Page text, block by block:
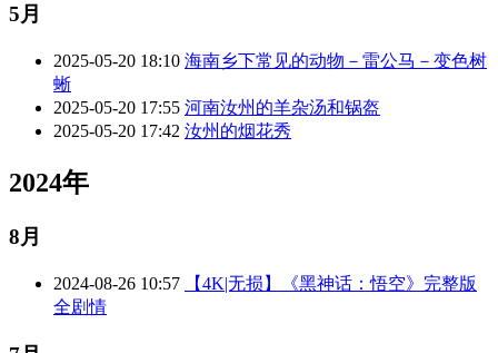
5月
2025-05-20 18:10 海南乡下常见的动物－雷公马－变色树
蜥
2025-05-20 17:55 河南汝州的羊杂汤和锅盔
2025-05-20 17:42 汝州的烟花秀
2024年
8月
2024-08-26 10:57
【4K|无损】《黑神话：悟空》完整版
全剧情